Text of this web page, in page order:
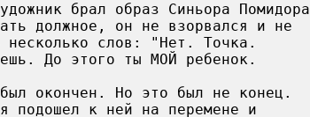
брал образ Синьора Помидора
должное, он не взорвался и не
несколько слов: "Нет. Точка.
До этого ты МОЙ ребенок.
окончен. Но это был не конец.
подошел к ней на перемене и